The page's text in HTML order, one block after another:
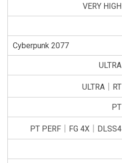
VERY HIGH
Cyberpunk 2077
ULTRA
ULTRA｜RT
PT
PT PERF｜FG 4X｜DLSS4